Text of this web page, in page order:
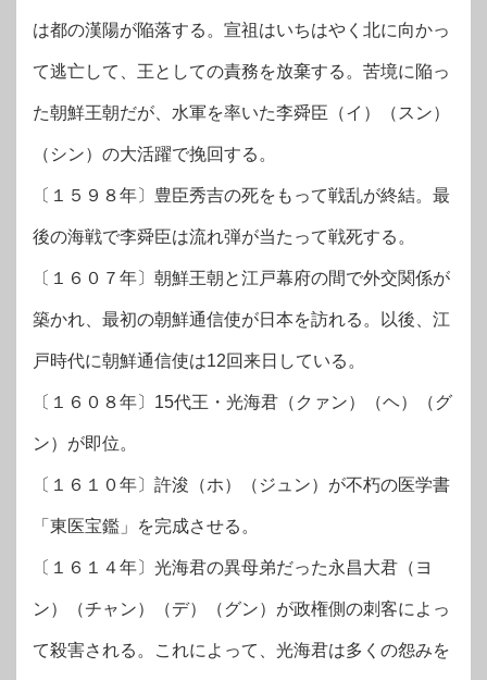
は都の漢陽が陥落する。宣祖はいちはやく北に向かっ
て逃亡して、王としての責務を放棄する。苦境に陥っ
た朝鮮王朝だが、水軍を率いた李舜臣（イ）（スン）
（シン）の大活躍で挽回する。
〔１５９８年〕豊臣秀吉の死をもって戦乱が終結。最
後の海戦で李舜臣は流れ弾が当たって戦死する。
〔１６０７年〕朝鮮王朝と江戸幕府の間で外交関係が
築かれ、最初の朝鮮通信使が日本を訪れる。以後、江
戸時代に朝鮮通信使は12回来日している。
〔１６０８年〕15代王・光海君（クァン）（ヘ）（グ
ン）が即位。
〔１６１０年〕許浚（ホ）（ジュン）が不朽の医学書
「東医宝鑑」を完成させる。
〔１６１４年〕光海君の異母弟だった永昌大君（ヨ
ン）（チャン）（デ）（グン）が政権側の刺客によっ
て殺害される。これによって、光海君は多くの怨みを